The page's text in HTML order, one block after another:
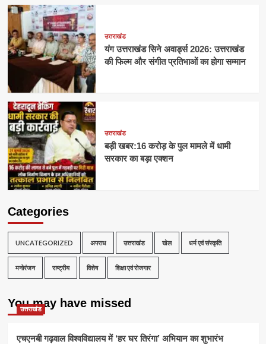
उत्तराखंड
यंग उत्तराखंड सिने अवार्ड्स 2026: उत्तराखंड
की फिल्म और संगीत प्रतिभाओं का होगा सम्मान
उत्तराखंड
बड़ी खबर:16 करोड़ के पुल मामले में धामी
सरकार का बड़ा एक्शन
Categories
UNCATEGORIZED अपराध उत्तराखंड खेल धर्म एवं संस्कृति
मनोरंजन राष्ट्रीय विशेष शिक्षा एवं रोजगार
You may have missed
उत्तराखंड
एचएनबी गढ़वाल विश्वविद्यालय में ‘हर घर तिरंगा’ अभियान का शुभारंभ